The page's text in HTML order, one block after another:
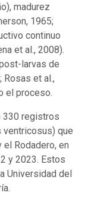
madurez
1965;
continuo
et al., 2008).
larvas de
et al.,
el proceso.
330 registros
que
el Rodadero, en
y 2023. Estos
Universidad del